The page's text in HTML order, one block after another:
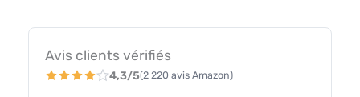
Avis clients vérifiés
4,3/5(2 220 avis Amazon)